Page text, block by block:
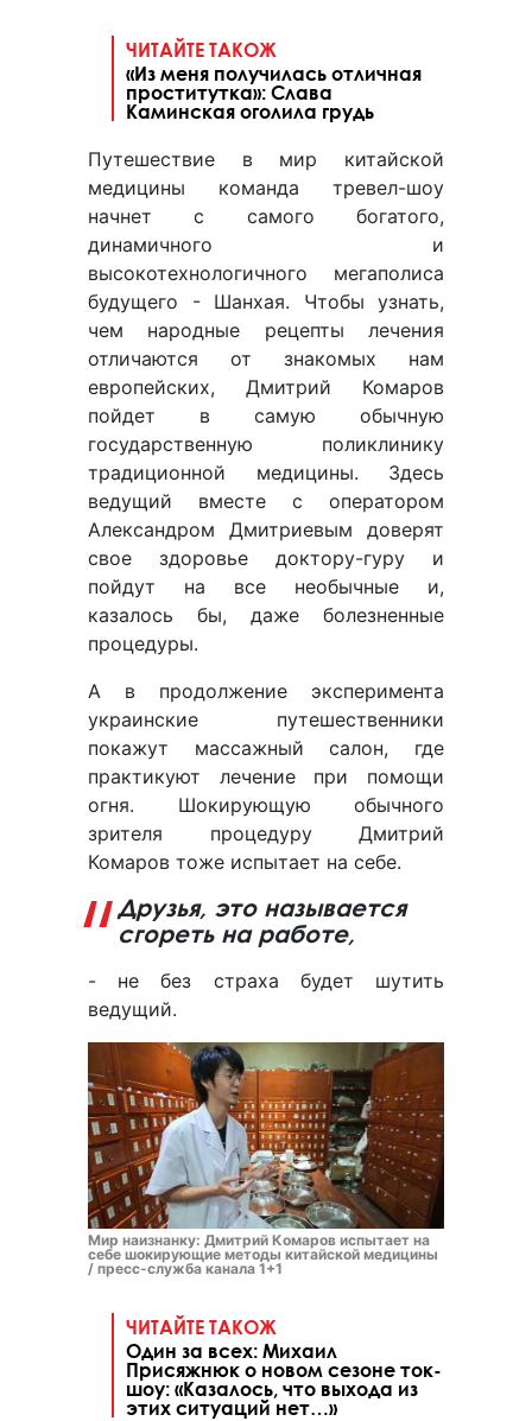
ЧИТАЙТЕ ТАКОЖ
«Из меня получилась отличная
проститутка»: Слава
Каминская оголила грудь
Путешествие в мир китайской
медицины команда тревел-шоу
начнет с самого богатого,
динамичного и
высокотехнологичного мегаполиса
будущего - Шанхая. Чтобы узнать,
чем народные рецепты лечения
отличаются от знакомых нам
европейских, Дмитрий Комаров
пойдет в самую обычную
государственную поликлинику
традиционной медицины. Здесь
ведущий вместе с оператором
Александром Дмитриевым доверят
свое здоровье доктору-гуру и
пойдут на все необычные и,
казалось бы, даже болезненные
процедуры.
А в продолжение эксперимента
украинские путешественники
покажут массажный салон, где
практикуют лечение при помощи
огня. Шокирующую обычного
зрителя процедуру Дмитрий
Комаров тоже испытает на себе.
Друзья, это называется
сгореть на работе,
- не без страха будет шутить
ведущий.
Мир наизнанку: Дмитрий Комаров испытает на
себе шокирующие методы китайской медицины
/ пресс-служба канала 1+1
ЧИТАЙТЕ ТАКОЖ
Один за всех: Михаил
Присяжнюк о новом сезоне ток-
шоу: «Казалось, что выхода из
этих ситуаций нет…»